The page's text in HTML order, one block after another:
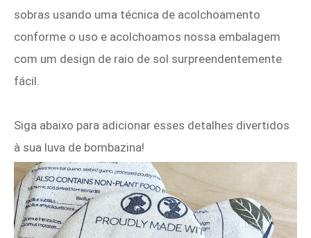
sobras usando uma técnica de acolchoamento
conforme o uso e acolchoamos nossa embalagem
com um design de raio de sol surpreendentemente
fácil.
Siga abaixo para adicionar esses detalhes divertidos
à sua luva de bombazina!